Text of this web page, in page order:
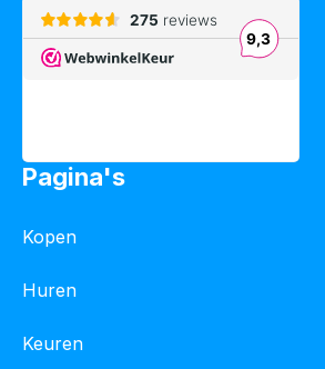
Pagina's
Kopen
Huren
Keuren